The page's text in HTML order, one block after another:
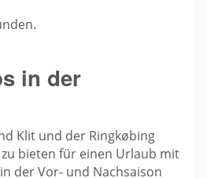
in der
Klit und der Ringkøbing
bieten für einen Urlaub mit
der Vor- und Nachsaison